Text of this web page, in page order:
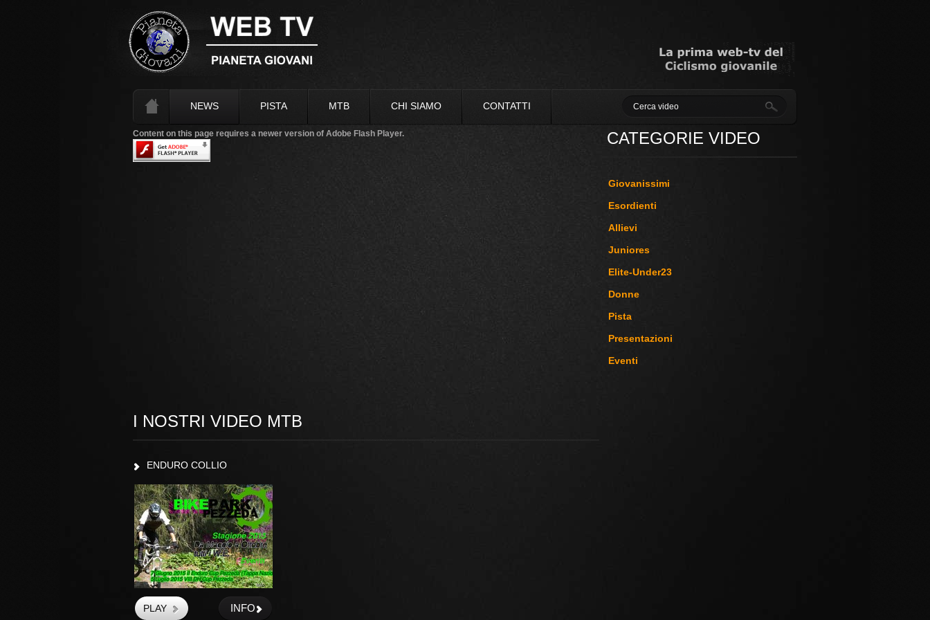
NEWS PISTA MTB CHI SIAMO CONTATTI
Content on this page requires a newer version of Adobe Flash Player. CATEGORIE VIDEO
Giovanissimi
Esordienti
Allievi
Juniores
Elite-Under23
Donne
Pista
Presentazioni
Eventi
I NOSTRI VIDEO MTB
ENDURO COLLIO
INFO